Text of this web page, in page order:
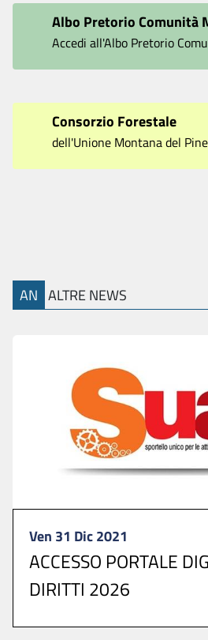
Albo Pretorio Comunità
Accedi all'Albo Pretorio
Consorzio Forestale
dell'Unione Montana del
AN ALTRE NEWS
Ven 31 Dic 2021
ACCESSO PORTALE
DIRITTI 2026